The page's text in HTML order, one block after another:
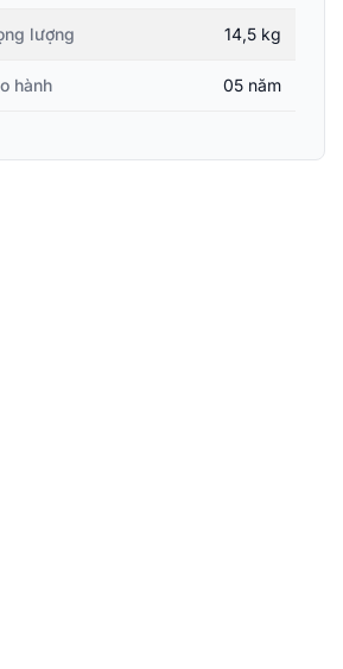
lượng 14,5 kg
hành 05 năm